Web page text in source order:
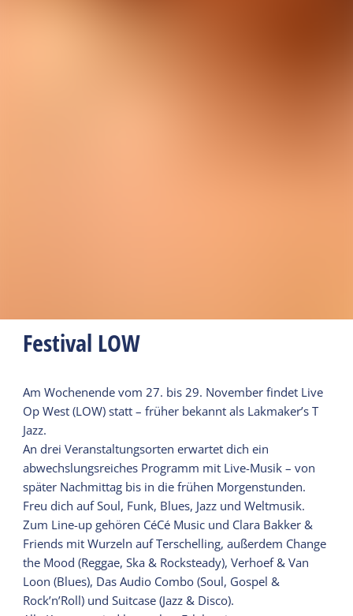
Festival LOW
Am Wochenende vom 27. bis 29. November findet Live
Op West (LOW) statt – früher bekannt als Lakmaker’s T
Jazz.
An drei Veranstaltungsorten erwartet dich ein
abwechslungsreiches Programm mit Live-Musik – von
später Nachmittag bis in die frühen Morgenstunden.
Freu dich auf Soul, Funk, Blues, Jazz und Weltmusik.
Zum Line-up gehören CéCé Music und Clara Bakker &
Friends mit Wurzeln auf Terschelling, außerdem Change
the Mood (Reggae, Ska & Rocksteady), Verhoef & Van
Loon (Blues), Das Audio Combo (Soul, Gospel &
Rock’n’Roll) und Suitcase (Jazz & Disco).